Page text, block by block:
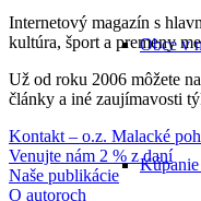
Obce v
Internetový magazín s
kultúra, šport a premeny
Už od roku 2006 môžete
články a iné zaujímavosti
Kontakt – o.z. Malacké
Venujte nám 2 % z daní
Naše publikácie
O autoroch